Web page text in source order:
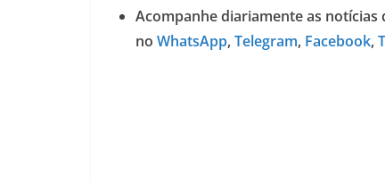
Acompanhe diariamente as notícias
no WhatsApp,Telegram, Facebook,